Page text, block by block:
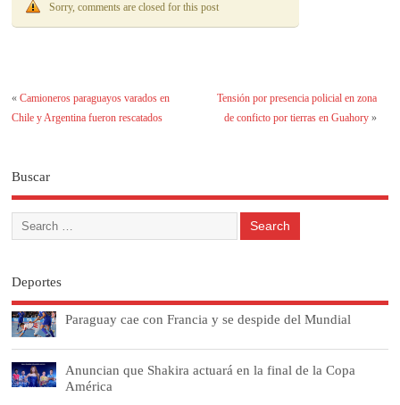
Sorry, comments are closed for this post
«Camioneros paraguayos varados en
Chile y Argentina fueron rescatados
Tensión por presencia policial en zona
de conficto por tierras en Guahory»
Buscar
Deportes
Paraguay cae con Francia y se despide del Mundial
Anuncian que Shakira actuará en la final de la Copa
América